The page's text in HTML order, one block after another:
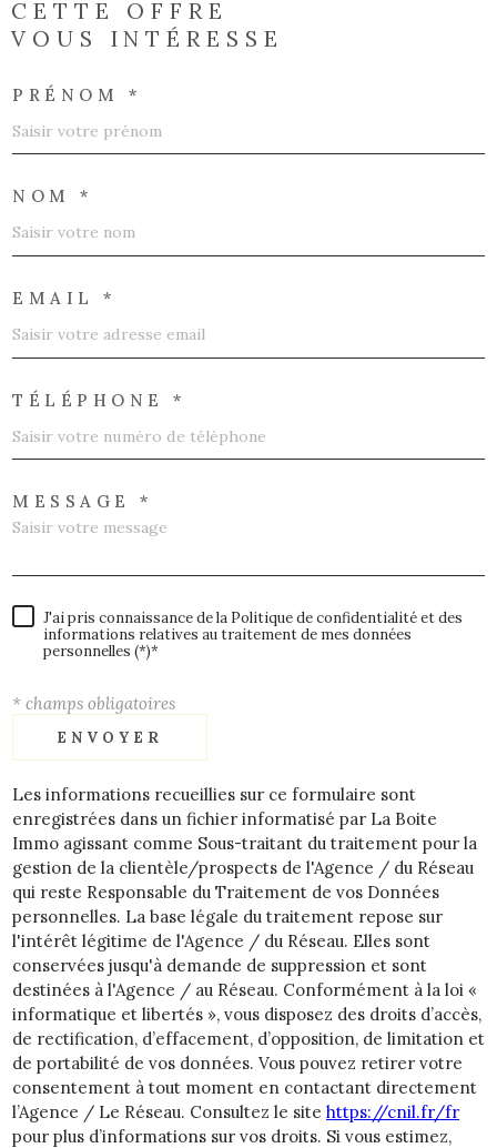
CETTE OFFRE
VOUS INTÉRESSE
PRÉNOM *
NOM *
EMAIL *
TÉLÉPHONE *
MESSAGE *
J'ai pris connaissance de la Politique de confidentialité et des
informations relatives au traitement de mes données
personnelles (*)*
* champs obligatoires
ENVOYER
Les informations recueillies sur ce formulaire sont
enregistrées dans un fichier informatisé par La Boite
Immo agissant comme Sous-traitant du traitement pour la
gestion de la clientèle/prospects de l'Agence / du Réseau
qui reste Responsable du Traitement de vos Données
personnelles. La base légale du traitement repose sur
l'intérêt légitime de l'Agence / du Réseau. Elles sont
conservées jusqu'à demande de suppression et sont
destinées à l'Agence / au Réseau. Conformément à la loi «
informatique et libertés », vous disposez des droits d’accès,
de rectification, d’effacement, d’opposition, de limitation et
de portabilité de vos données. Vous pouvez retirer votre
consentement à tout moment en contactant directement
l’Agence / Le Réseau. Consultez le site https://cnil.fr/fr
pour plus d’informations sur vos droits. Si vous estimez,